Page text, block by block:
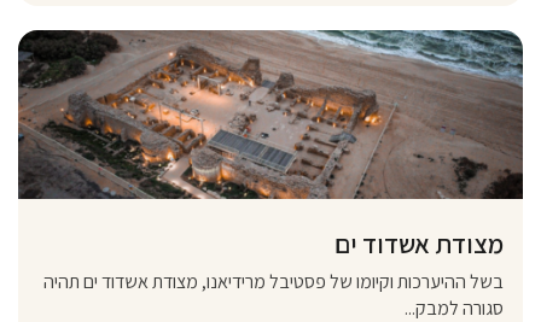
מצודת אשדוד ים
בשל ההיערכות וקיומו של פסטיבל מרידיאנו, מצודת אשדוד ים תהיה
סגורה למבק...